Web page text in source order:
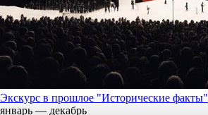
Экскурс в прошлое "Исторические факты"
январь — декабрь